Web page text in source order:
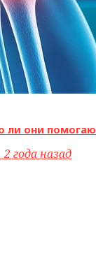
они
2 года назад